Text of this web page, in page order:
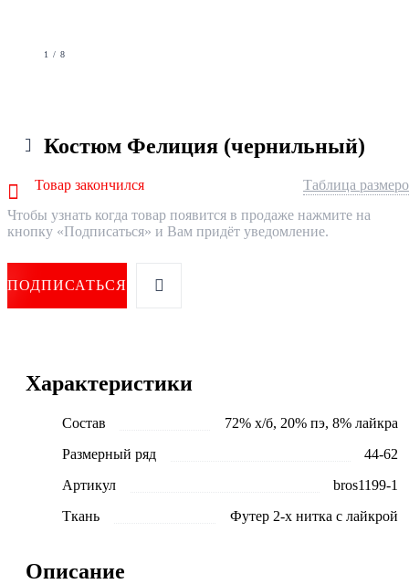
1 / 8
Костюм Фелиция (чернильный)
Товар закончился
Таблица
Чтобы узнать когда товар появится в продаже нажмите на
кнопку «Подписаться» и Вам придёт уведомление.
ПОДПИСАТЬСЯ
Характеристики
Состав
72% х/б, 20% пэ, 8% лайкра
Размерный ряд
44-62
Артикул
bros1199-1
Ткань
Футер 2-х нитка с лайкрой
Описание